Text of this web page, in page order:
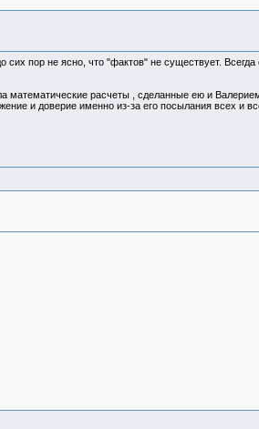
пор не ясно, что "фактов" не существует.
математические расчеты , сделанные ею и
и доверие именно из-за его посылания всех и